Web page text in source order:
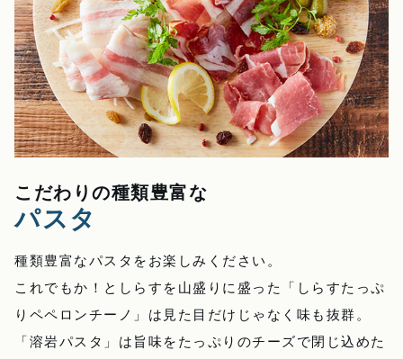
こだわりの種類豊富な
パスタ
種類豊富なパスタをお楽しみください。
これでもか！としらすを山盛りに盛った「しらすたっぷ
りペペロンチーノ」は見た目だけじゃなく味も抜群。
「溶岩パスタ」は旨味をたっぷりのチーズで閉じ込めた